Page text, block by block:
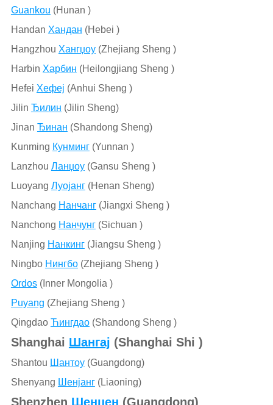
Guankou (Hunan )
Handan Хандан (Hebei )
Hangzhou Хангџоу(Zhejiang Sheng )
Harbin Харбин (Heilongjiang Sheng )
Hefei Хефеј (Anhui Sheng )
Jilin Ђилин (Jilin Sheng)
Jinan Ђинан (Shandong Sheng)
Kunming Кунминг(Yunnan )
Lanzhou Ланџоу(Gansu Sheng )
Luoyang Луојанг(Henan Sheng)
Nanchang Нанчанг(Jiangxi Sheng )
Nanchong Нанчунг(Sichuan )
Nanjing Нанкинг(Jiangsu Sheng )
Ningbo Нингбо(Zhejiang Sheng )
Ordos(Inner Mongolia )
Puyang (Zhejiang Sheng )
Qingdao Ћингдао(Shandong Sheng )
Shanghai Шангај (Shanghai Shi )
Shantou Шантоу(Guangdong)
Shenyang Шенјанг(Liaoning)
Shenzhen Шенџен (Guangdong)